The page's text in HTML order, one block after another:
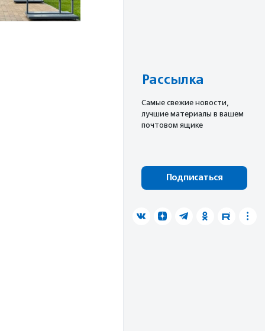
Рассылка
Cамые свежие новости,
лучшие материалы в вашем
почтовом ящике
Подписаться